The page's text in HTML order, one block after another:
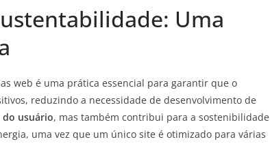
Uma
web é uma prática essencial para garantir que o
reduzindo a necessidade de desenvolvimento de
usuário, mas também contribui para a sostenibilidade
uma vez que um único site é otimizado para várias